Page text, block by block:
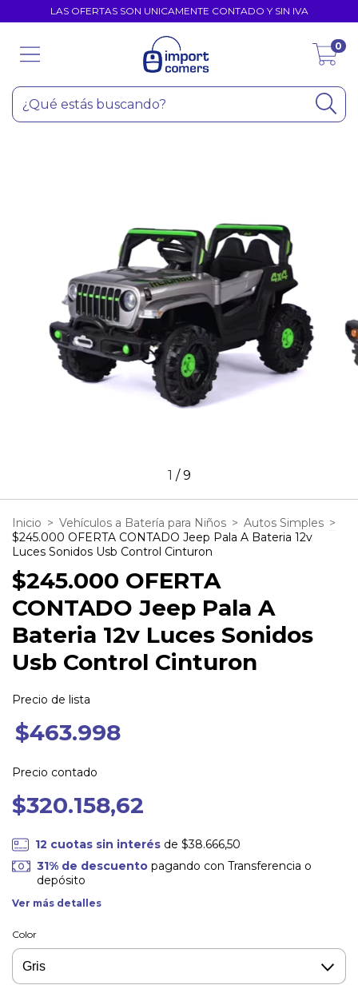
LAS OFERTAS SON UNICAMENTE CONTADO Y SIN IVA
0
1 /9
Inicio > Vehículos a Batería para Niños > Autos Simples >
$245.000 OFERTA CONTADO Jeep Pala A Bateria 12v
Luces Sonidos Usb Control Cinturon
$245.000 OFERTA
CONTADO Jeep Pala A
Bateria 12v Luces Sonidos
Usb Control Cinturon
Precio de lista
$463.998
Precio contado
$320.158,62
12 cuotas sin interésde $38.666,50
31% de descuento pagando con Transferencia o
depósito
Ver más detalles
Color